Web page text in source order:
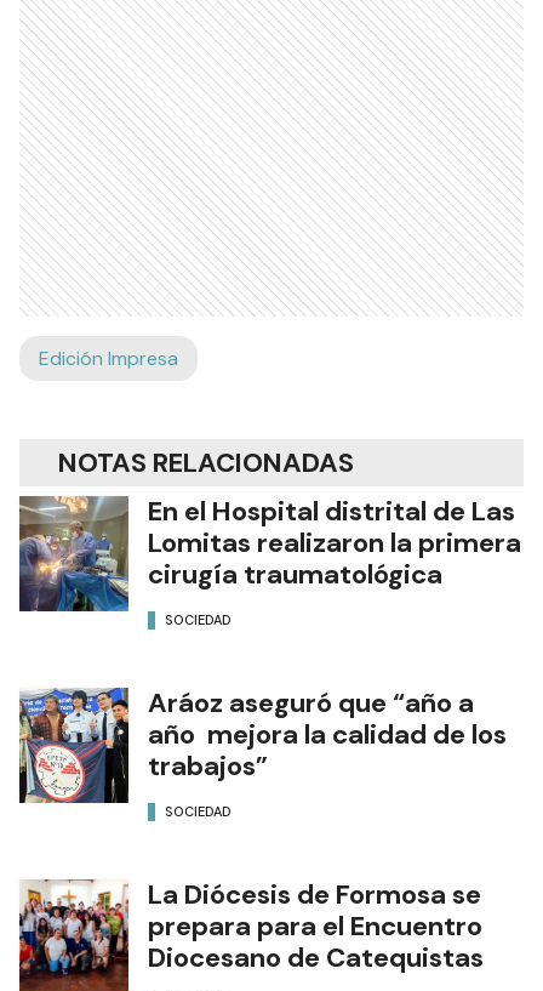
Edición Impresa
NOTAS RELACIONADAS
En el Hospital distrital de Las
Lomitas realizaron la primera
cirugía traumatológica
SOCIEDAD
Aráoz aseguró que “año a
año mejora la calidad de los
trabajos”
SOCIEDAD
La Diócesis de Formosa se
prepara para el Encuentro
Diocesano de Catequistas